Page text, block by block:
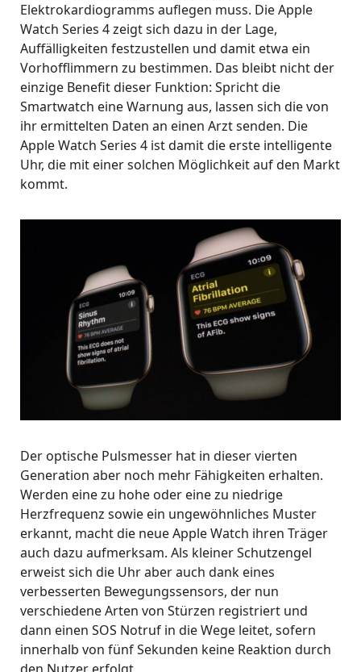
Elektrokardiogramms auflegen muss. Die Apple
Watch Series 4 zeigt sich dazu in der Lage,
Auffälligkeiten festzustellen und damit etwa ein
Vorhofflimmern zu bestimmen. Das bleibt nicht der
einzige Benefit dieser Funktion: Spricht die
Smartwatch eine Warnung aus, lassen sich die von
ihr ermittelten Daten an einen Arzt senden. Die
Apple Watch Series 4 ist damit die erste intelligente
Uhr, die mit einer solchen Möglichkeit auf den Markt
kommt.
Der optische Pulsmesser hat in dieser vierten
Generation aber noch mehr Fähigkeiten erhalten.
Werden eine zu hohe oder eine zu niedrige
Herzfrequenz sowie ein ungewöhnliches Muster
erkannt, macht die neue Apple Watch ihren Träger
auch dazu aufmerksam. Als kleiner Schutzengel
erweist sich die Uhr aber auch dank eines
verbesserten Bewegungssensors, der nun
verschiedene Arten von Stürzen registriert und
dann einen SOS Notruf in die Wege leitet, sofern
innerhalb von fünf Sekunden keine Reaktion durch